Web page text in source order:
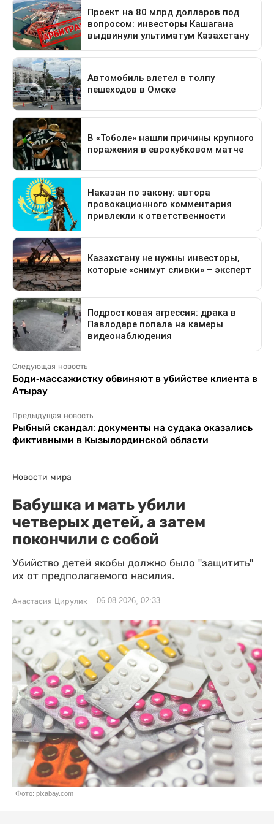
Следующая новость
Боди-массажистку обвиняют в убийстве клиента в
Атырау
Предыдущая новость
Рыбный скандал: документы на судака оказались
фиктивными в Кызылординской области
Новости мира
Бабушка и мать убили
четверых детей, а затем
покончили с собой
Убийство детей якобы должно было "защитить"
их от предполагаемого насилия.
Анастасия Цирулик 06.08.2026, 02:33
Фото: pixabay.com